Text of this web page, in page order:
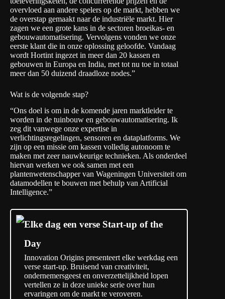
overvloed aan andere spelers op de markt, hebben we
de overstap gemaakt naar de industriële markt. Hier
zagen we een grote kans in de sectoren broeikas- en
gebouwautomatisering. Vervolgens vonden we onze
eerste klant die in onze oplossing geloofde. Vandaag
wordt Hortint ingezet in meer dan 20 kassen en
gebouwen in Europa en India, met tot nu toe in totaal
meer dan 50 duizend draadloze nodes.”
Wat is de volgende stap?
“Ons doel is om in de komende jaren marktleider te
worden in de tuinbouw en gebouwautomatisering. Ik
zeg dit vanwege onze expertise in
verlichtingsregelingen, sensoren en dataplatforms. We
zijn op een missie om kassen volledig autonoom te
maken met zeer nauwkeurige technieken. Als onderdeel
hiervan werken we ook samen met een
plantenwetenschapper van Wageningen Universiteit om
datamodellen te bouwen met behulp van Artificial
Intelligence.”
Elke dag een verse Start-up of the
Day
Innovation Origins presenteert elke werkdag een
verse start-up. Bruisend van creativiteit,
ondernemersgeest en onverzettelijkheid lopen
vertellen ze in deze unieke serie over hun
ervaringen om de markt te veroveren.